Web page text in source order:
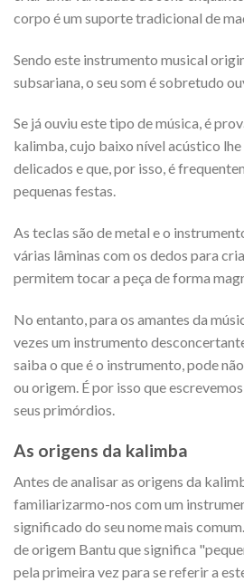
corpo é um suporte tradicional de
Sendo este instrumento musical
subsariana, o seu som é sobretudo
Se já ouviu este tipo de música, é
kalimba, cujo baixo nível acústico
delicados e que, por isso, é
pequenas festas.
As teclas são de metal e o
várias lâminas com os dedos para
permitem tocar a peça de forma
No entanto, para os amantes da
vezes um instrumento
saiba o que é o instrumento, pode
ou origem. É por isso que
seus primórdios.
As origens da kalimba
Antes de analisar as origens da
familiarizarmo-nos com um
significado do seu nome mais
de origem Bantu que significa
pela primeira vez para se referir a